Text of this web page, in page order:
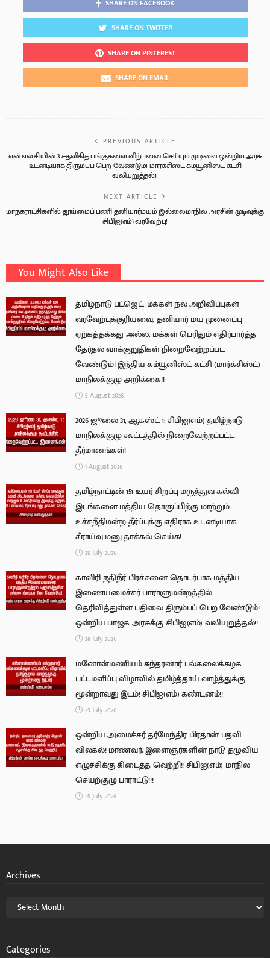
SHARE ON FACEBOOK
SHARE ON TWITTER
SHARE ON PINTEREST
SHARE ON EMAIL
PREVIOUS ARTICLE
என்.எல்.சி.யின் 3 சதவிகித பங்குகளை விற்பனை செய்யும் முடிவை ஒன்றிய அரசு
உடனடியாக திரும்பப் பெற வேண்டும்! மார்க்சிஸ்ட் கம்யூனிஸ்ட் கட்சி
வலியுறுத்தல்!!
NEXT ARTICLE
மாநகராட்சிகளில் தூய்மைப் பணி தனியார்மயம் இல்லைமாநில அரசின் முடிவுக்கு
சிபிஐ(எம்) வரவேற்பு!
You Might Also Like
தமிழ்நாடு பட்ஜெட்: மக்கள் நல அறிவிப்புகள்
வரவேற்புக்குரியவை; தனியார் மய முனைப்பு
ஏற்கத்தக்கது அல்ல; மக்கள் பெரிதும் எதிர்பார்த்த
தேர்தல் வாக்குறுதிகள் நிறைவேற்றப்பட
வேண்டும்! இந்திய கம்யூனிஸ்ட் கட்சி (மார்க்சிஸ்ட்)
மாநிலக்குழு அறிக்கை!!
5 August 2026
2026 ஜூலை 31, ஆகஸ்ட் 1: சிபிஐ(எம்) தமிழ்நாடு
மாநிலக்குழு கூட்டத்தில் நிறைவேற்றப்பட்ட
தீர்மானங்கள்!
1 August 2026
தமிழ்நாட்டின் 151 உயர் சிறப்பு மருத்துவ கல்வி
இடங்களை மத்திய தொகுப்பிற்கு மாற்றும்
உச்சநீதிமன்ற தீர்ப்புக்கு எதிராக உடனடியாக
சீராய்வு மனு தாக்கல் செய்க!
29 July 2026
காவிரி நதிநீர் பிரச்சனை தொடர்பாக மத்திய
இணையமைச்சர் பாராளுமன்றத்தில்
தெரிவித்துள்ள பதிலை திரும்பப் பெற வேண்டும்!
ஒன்றிய பாஜக அரசுக்கு சிபிஐ(எம்) வலியுறுத்தல்!!
28 July 2026
மனோன்மணியம் சுந்தரனார் பல்கலைக்கழக
பட்டமளிப்பு விழாவில் தமிழ்த்தாய் வாழ்த்துக்கு
மூன்றாவது இடம்! சிபிஐ(எம்) கண்டனம்!!
25 July 2026
ஒன்றிய அமைச்சர் தர்மேந்திர பிரதான் பதவி
விலகல்! மாணவர், இளைஞர்களின் நாடு தழுவிய
எழுச்சிக்கு கிடைத்த வெற்றி!! சிபிஐ(எம்) மாநில
செயற்குழு பாராட்டு!!!
25 July 2026
Archives
Categories